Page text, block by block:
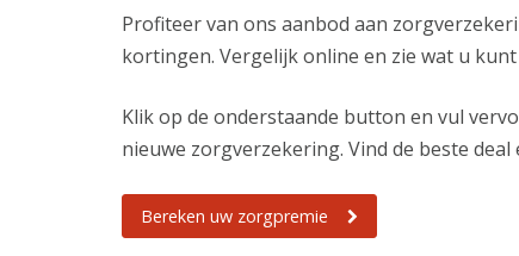
Profiteer van ons aanbod aan
kortingen. Vergelijk online en zie wat u
Klik op de onderstaande button en vul
nieuwe zorgverzekering. Vind de beste
Bereken uw zorgpremie